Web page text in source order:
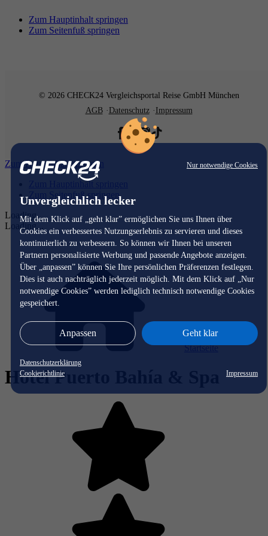
Nur notwendige Cookies
Unvergleichlich lecker
Mit dem Klick auf „geht klar” ermöglichen Sie uns Ihnen über
Cookies ein verbessertes Nutzungserlebnis zu servieren und dieses
kontinuierlich zu verbessern. So können wir Ihnen bei unseren
Partnern personalisierte Werbung und passende Angebote anzeigen.
Über „anpassen” können Sie Ihre persönlichen Präferenzen festlegen.
Dies ist auch nachträglich jederzeit möglich. Mit dem Klick auf „Nur
notwendige Cookies” werden lediglich technisch notwendige Cookies
gespeichert.
Anpassen Geht klar
Datenschutzerklärung
Cookierichtlinie
Impressum
Zum Hauptinhalt springen
Zum Seitenfuß springen
© 2026 CHECK24 Vergleichsportal Reise GmbH München
AGB
Datenschutz Impressum
Zum Hauptinhalt springen
Zum Hauptinhalt springen
Zum Seitenfuß springen
Loading...
Loading...
Startseite
Hotel Puerto Bahía & Spa